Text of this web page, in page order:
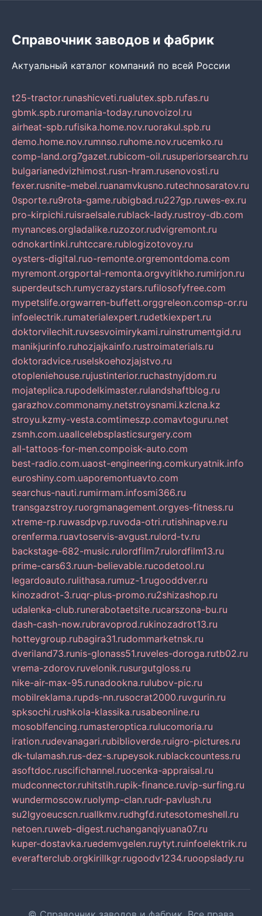
Справочник заводов и фабрик
Актуальный каталог компаний по всей России
t25-tractor.runashicveti.rualutex.spb.rufas.ru
gbmk.spb.ruromania-today.runovoizol.ru
airheat-spb.rufisika.home.nov.ruorakul.spb.ru
demo.home.nov.rumnso.ruhome.nov.rucemko.ru
comp-land.org7gazet.rubicom-oil.rusuperiorsearch.ru
bulgarianedvizhimost.rusn-hram.rusenovosti.ru
fexer.rusnite-mebel.ruanamvkusno.rutechnosaratov.ru
0sporte.ru9rota-game.rubigbad.ru227gp.ruwes-ex.ru
pro-kirpichi.ruisraelsale.rublack-lady.rustroy-db.com
mynances.orgladalike.ruzozor.rudvigremont.ru
odnokartinki.ruhtccare.rublogizotovoy.ru
oysters-digital.ruo-remonte.orgremontdoma.com
myremont.orgportal-remonta.orgvyitikho.rumirjon.ru
superdeutsch.rumycrazystars.rufilosofyfree.com
mypetslife.orgwarren-buffett.orggreleon.comsp-or.ru
infoelectrik.rumaterialexpert.rudetkiexpert.ru
doktorvilechit.ruvsesvoimirykami.ruinstrumentgid.ru
manikjurinfo.ruhozjajkainfo.rustroimaterials.ru
doktoradvice.ruselskoehozjajstvo.ru
otopleniehouse.rujustinterior.ruchastnyjdom.ru
mojateplica.rupodelkimaster.rulandshaftblog.ru
garazhov.commonamy.netstroysnami.kzlcna.kz
stroyu.kzmy-vesta.comtimeszp.comavtoguru.net
zsmh.com.uaallcelebsplasticsurgery.com
all-tattoos-for-men.compoisk-auto.com
best-radio.com.uaost-engineering.comkuryatnik.info
euroshiny.com.uaporemontuavto.com
searchus-nauti.rumirmam.infosmi366.ru
transgazstroy.ruorgmanagement.orgyes-fitness.ru
xtreme-rp.ruwasdpvp.ruvoda-otri.rutishinapve.ru
orenferma.ruavtoservis-avgust.rulord-tv.ru
backstage-682-music.rulordfilm7.rulordfilm13.ru
prime-cars63.ruun-believable.rucodetool.ru
legardoauto.rulithasa.rumuz-1.rugooddver.ru
kinozadrot-3.ruqr-plus-promo.ru2shizashop.ru
udalenka-club.runerabotaetsite.rucarszona-bu.ru
dash-cash-now.rubravoprod.rukinozadrot13.ru
hotteygroup.rubagira31.rudommarketnsk.ru
dveriland73.runis-glonass51.ruveles-doroga.rutb02.ru
vrema-zdorov.ruvelonik.rusurgutgloss.ru
nike-air-max-95.runadookna.rulubov-pic.ru
mobilreklama.rupds-nn.rusocrat2000.ruvgurin.ru
spksochi.rushkola-klassika.rusabeonline.ru
mosoblfencing.rumasteroptica.rulucomoria.ru
iration.rudevanagari.rubiblioverde.ruigro-pictures.ru
dk-tulamash.rus-dez-s.rupeysok.rublackcountess.ru
asoftdoc.ruscifichannel.ruocenka-appraisal.ru
mudconnector.ruhitstih.rupik-finance.ruvip-surfing.ru
wundermoscow.ruolymp-clan.rudr-pavlush.ru
su2lgyoeucscn.ruallkmv.rudhgfd.rutesotomeshell.ru
netoen.ruweb-digest.ruchanganqiyuana07.ru
kuper-dostavka.ruedemvgelen.ruytyt.ruinfoelektrik.ru
everafterclub.orgkirillkgr.rugoodv1234.ruoopslady.ru